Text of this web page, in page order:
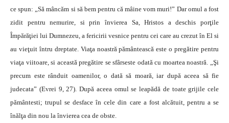
ce spun: „Să mâncăm si să bem pentru că mâine vom muri!” Dar omul a fost
zidit pentru nemurire, si prin învierea Sa, Hristos a deschis porţile
Împărăţiei lui Dumnezeu, a fericirii vesnice pentru cei care au crezut în El si
au vieţuit întru dreptate. Viaţa noastră pământească este o pregătire pentru
viaţa viitoare, si această pregătire se sfârseste odată cu moartea noastră. „Şi
precum este rânduit oamenilor, o dată să moară, iar după aceea să fie
judecata” (Evrei 9, 27). După aceea omul se leapădă de toate grijile cele
pământesti; trupul se desface în cele din care a fost alcătuit, pentru a se
înălţa din nou la învierea cea de obste.